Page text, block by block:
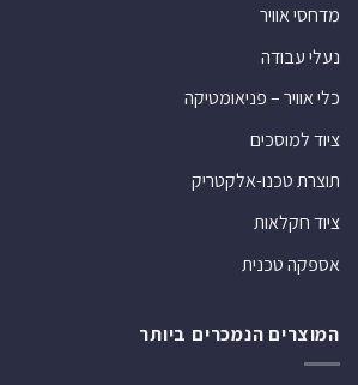
מדחסי אוויר
נעלי עבודה
כלי אוויר – פניאומטיקה
ציוד למוסכים
תוצרת טכנו-אלקטריק
ציוד חקלאות
אספקה טכנית
המוצרים הנמכרים ביותר